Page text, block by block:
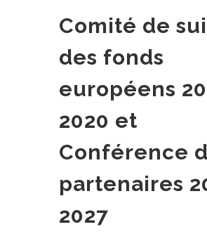
Comité de
des fonds
européens
2020 et
Conférence
partenaires
2027